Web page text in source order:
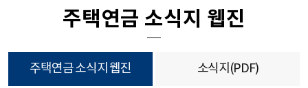
주택연금 소식지 웹진
주택연금 소식지 웹진 소식지(PDF)